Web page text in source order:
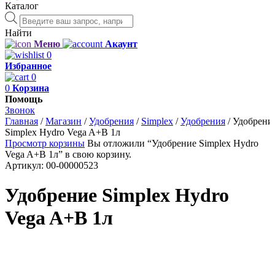
Каталог
Поиск
товаров
Найти
Меню
Акаунт
0
Избранное
0
0 Корзина
Помощь
Звонок
Главная /Магазин /Удобрения / Simplex /Удобрения /
Simplex Hydro Vega A+B 1л
Просмотр корзины Вы отложили “Удобрение Simplex Hydro
Vega A+B 1л” в свою корзину.
Артикул: 00-00000523
Удобрение Simplex Hydro
Vega A+B 1л